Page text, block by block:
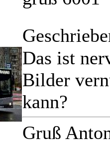
Das ist
Bilder
kann?
Gruß